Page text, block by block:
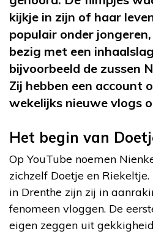
kijkje in zijn of haar
populair onder
bezig met een
bijvoorbeeld de zussen
Zij hebben een account
wekelijks nieuwe vlogs
Het begin van
Op YouTube noemen
zichzelf Doetje en
in Drenthe zijn zij in
fenomeen vloggen. De
eigen zeggen uit